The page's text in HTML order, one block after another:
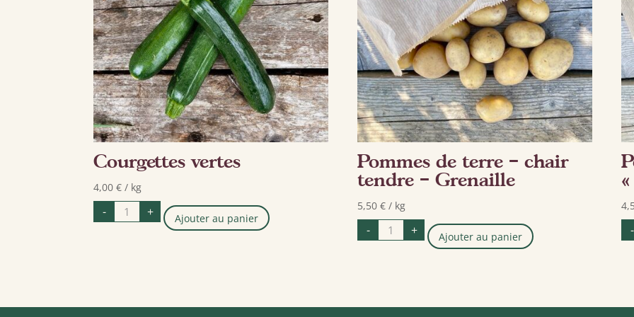
Courgettes vertes
4,00 € / kg
- quantité
de
Courgettes
+ Ajouter au panier
Pommes de terre – chair
tendre – Grenaille
5,50€ / kg
- quantité
de
Pommes
+ Ajouter au panier -